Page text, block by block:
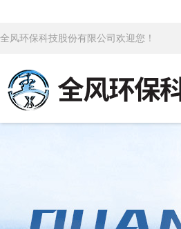
全风环保科技股份有限公司欢迎您！